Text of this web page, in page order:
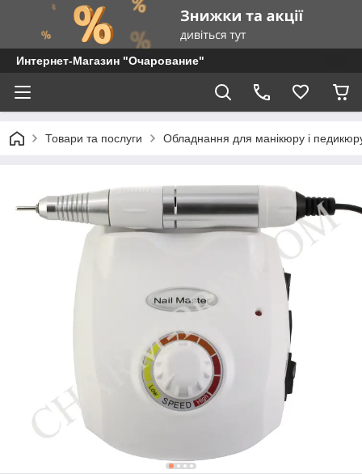
Интернет-Магазин "Очарование"
Товари та послуги Обладнання для манікюру і